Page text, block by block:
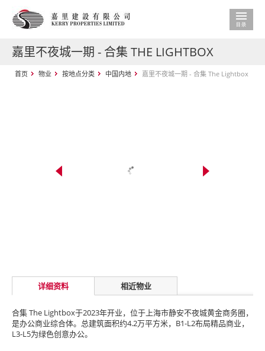
嘉里不夜城一期 - 合集 THE LIGHTBOX
首页 物业 按地点分类 中国内地 嘉里不夜城一期 - 合集 The Lightbox
详细资料 相近物业
合集 The Lightbox于2023年开业，位于上海市静安不夜城黄金商务圈，
是办公商业综合体。总建筑面积约4.2万平方米，B1-L2布局精品商业，
L3-L5为绿色创意办公。